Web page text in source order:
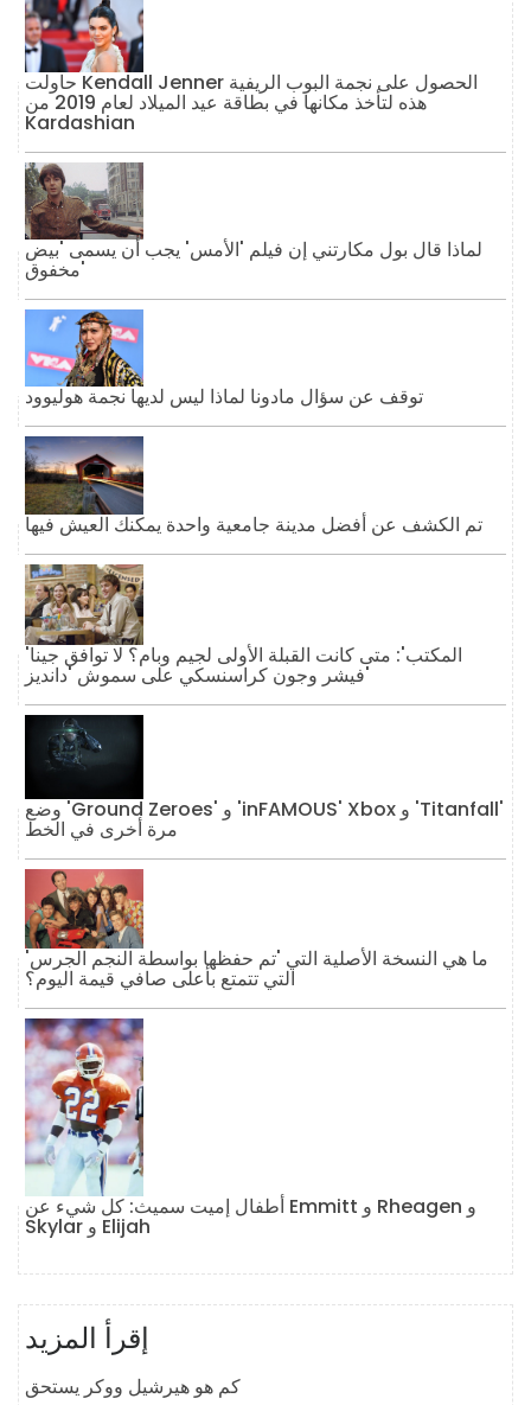
حاولت Kendall Jenner الحصول على نجمة البوب ​​الريفية
هذه لتأخذ مكانها في بطاقة عيد الميلاد لعام 2019 من
Kardashian
لماذا قال بول مكارتني إن فيلم 'الأمس' يجب أن يسمى 'بيض
مخفوق'
توقف عن سؤال مادونا لماذا ليس لديها نجمة هوليوود
تم الكشف عن أفضل مدينة جامعية واحدة يمكنك العيش فيها
'المكتب': متى كانت القبلة الأولى لجيم وبام؟ لا توافق جينا
فيشر وجون كراسنسكي على سموش 'دانديز'
وضع 'Ground Zeroes' و 'inFAMOUS' Xbox و 'Titanfall'
مرة أخرى في الخط
ما هي النسخة الأصلية التي 'تم حفظها بواسطة النجم الجرس'
التي تتمتع بأعلى صافي قيمة اليوم؟
أطفال إميت سميث: كل شيء عن Emmitt و Rheagen و
Skylar و Elijah
إقرأ المزيد
كم هو هيرشيل ووكر يستحق